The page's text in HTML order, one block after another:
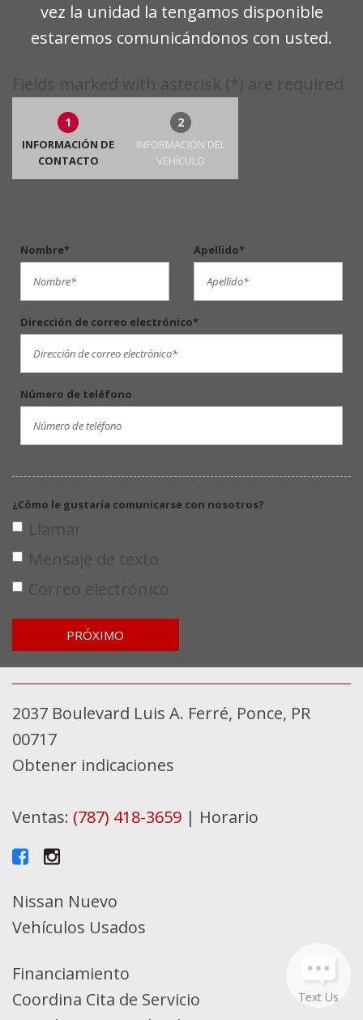
Text Us
vez la unidad la tengamos disponible
estaremos comunicándonos con usted.
Fields marked with asterisk (*) are required
1
INFORMACIÓN DE
CONTACTO
2
INFORMACIÓN DEL
VEHÍCULO
Nombre* Apellido*
Dirección de correo electrónico*
Número de teléfono
¿Cómo le gustaría comunicarse con nosotros?
Llamar
Mensaje de texto
Correo electrónico
PRÓXIMO
2037 Boulevard Luis A. Ferré, Ponce, PR
00717
Obtener indicaciones
Ventas: (787) 418-3659 | Horario
Nissan Nuevo
Vehículos Usados
Financiamiento
Coordina Cita de Servicio